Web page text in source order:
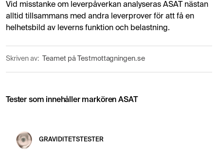
Vid misstanke om leverpåverkan analyseras ASAT nästan
alltid tillsammans med andra leverprover för att få en
helhetsbild av leverns funktion och belastning.
Skriven av: Teamet på Testmottagningen.se
Tester som innehåller markören ASAT
GRAVIDITETSTESTER